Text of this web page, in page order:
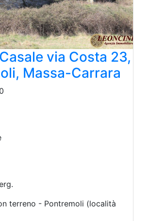
via Costa 23,
Massa-Carrara
terreno - Pontremoli (località